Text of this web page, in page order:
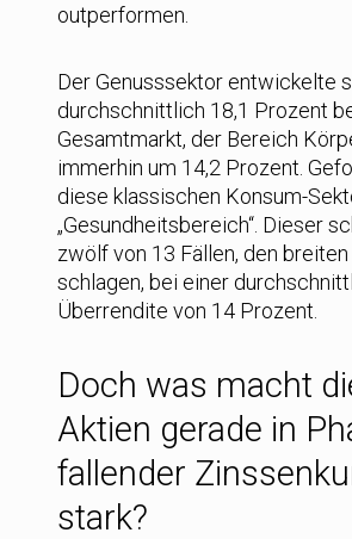
outperformen.
Der Genusssektor entwickelte
durchschnittlich 18,1 Prozent
Gesamtmarkt, der Bereich
immerhin um 14,2 Prozent.
diese klassischen Konsum-
„Gesundheitsbereich“. Dieser
zwölf von 13 Fällen, den
schlagen, bei einer
Überrendite von 14 Prozent.
Doch was macht
Aktien gerade in
fallender
stark?